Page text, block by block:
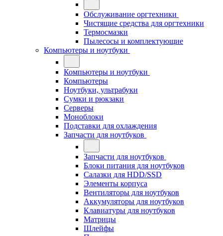
Обслуживание оргтехники
Чистящие средства для оргтехники
Термосмазки
Пылесосы и комплектующие
Компьютеры и ноутбуки
Компьютеры и ноутбуки
Компьютеры
Ноутбуки, ультрабуки
Сумки и рюкзаки
Серверы
Моноблоки
Подставки для охлаждения
Запчасти для ноутбуков
Запчасти для ноутбуков
Блоки питания для ноутбуков
Салазки для HDD/SSD
Элементы корпуса
Вентиляторы для ноутбуков
Аккумуляторы для ноутбуков
Клавиатуры для ноутбуков
Матрицы
Шлейфы